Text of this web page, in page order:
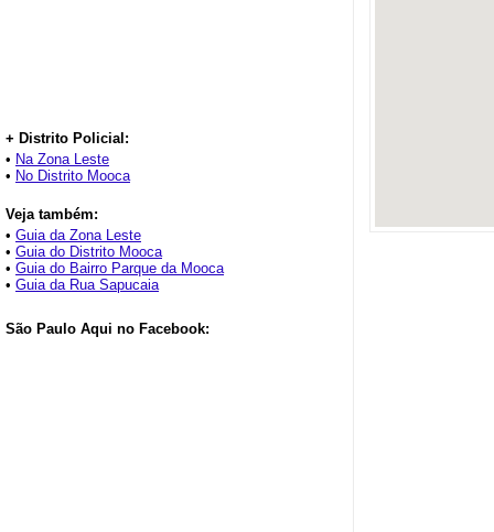
+ Distrito Policial:
• Na Zona Leste
• No Distrito Mooca
Veja também:
• Guia da Zona Leste
• Guia do Distrito Mooca
• Guia do Bairro Parque da Mooca
• Guia da Rua Sapucaia
São Paulo Aqui no Facebook: